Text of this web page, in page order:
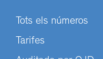
Tots els números
Tarifes